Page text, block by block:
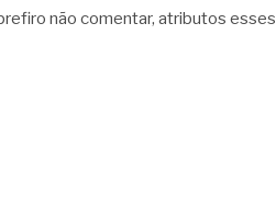
não comentar, atributos esses